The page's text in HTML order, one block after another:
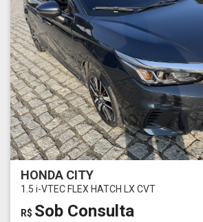
HONDA CITY
1.5 i-VTEC FLEX HATCH LX CVT
R$ Sob Consulta